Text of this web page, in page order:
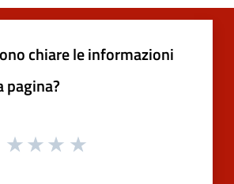
chiare le informazioni
pagina?